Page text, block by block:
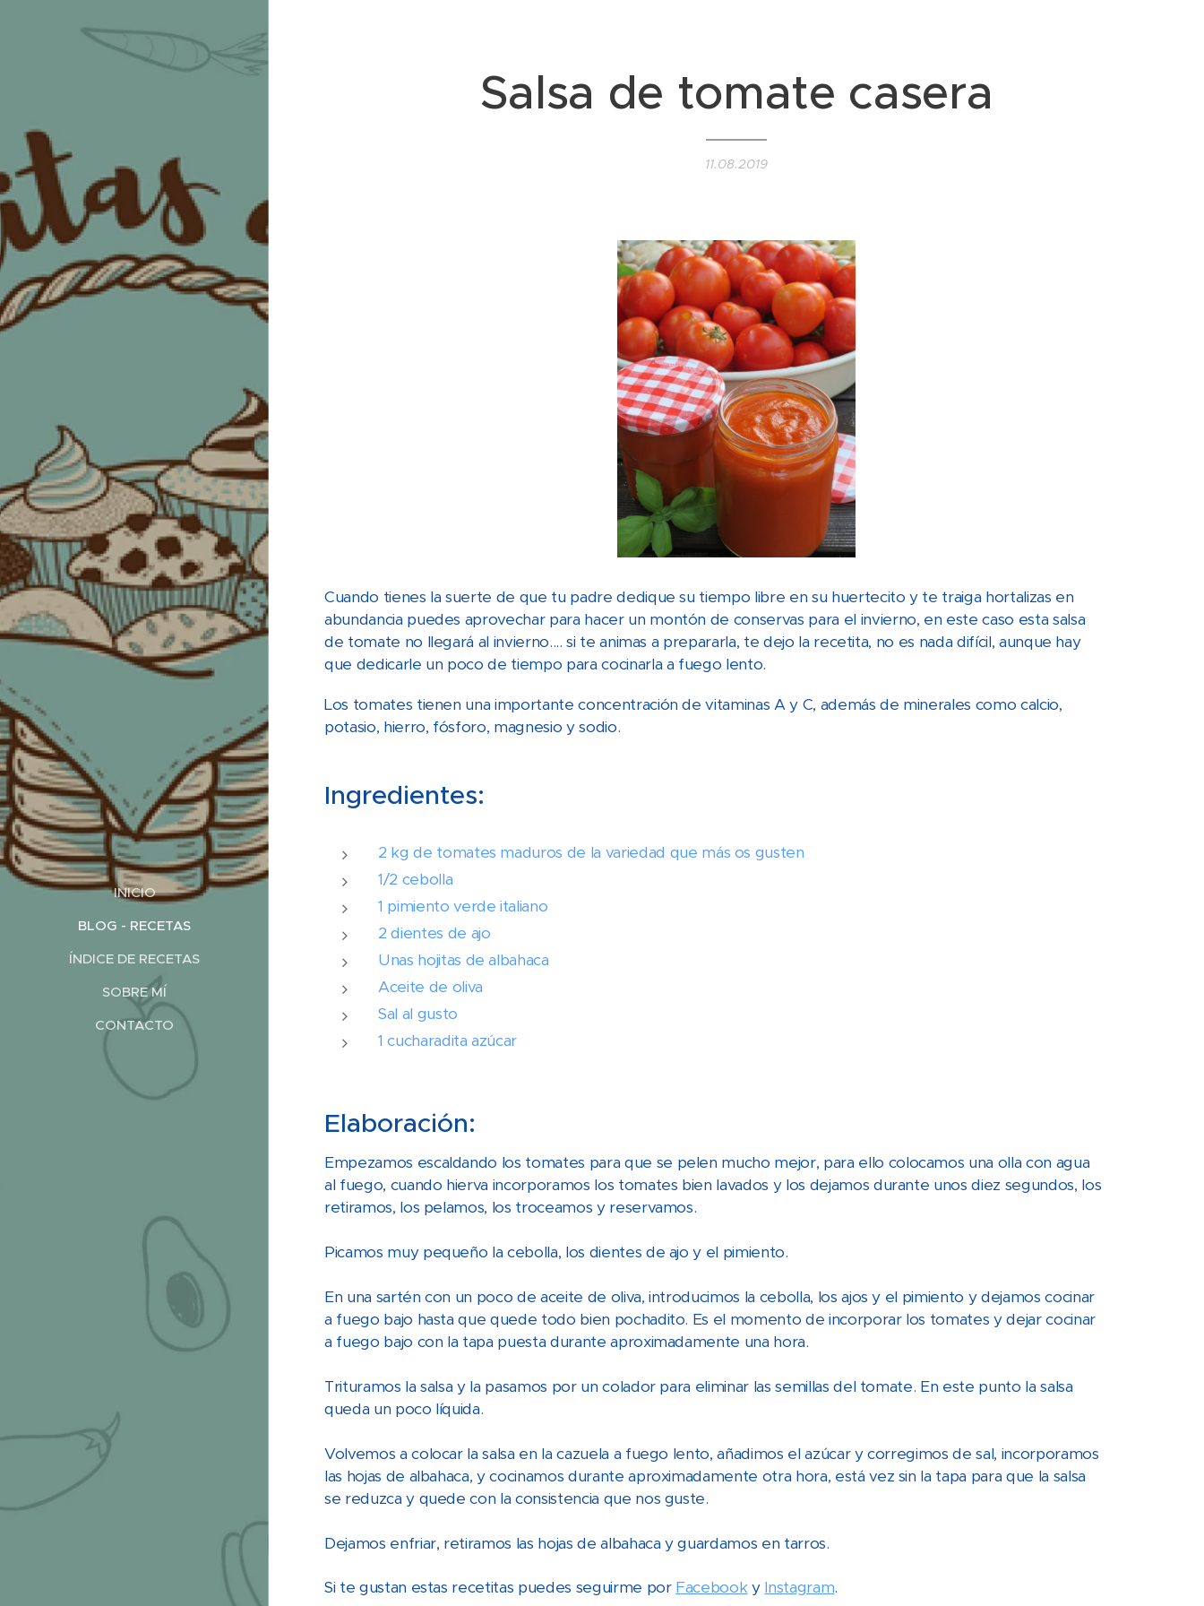
INICIO
BLOG - RECETAS
ÍNDICE DE RECETAS
SOBRE MÍ
CONTACTO
Salsa de tomate casera
11.08.2019
Cuando tienes la suerte de que tu padre dedique su tiempo libre en su huertecito y te traiga hortalizas en
abundancia puedes aprovechar para hacer un montón de conservas para el invierno, en este caso esta salsa
de tomate no llegará al invierno.... si te animas a prepararla, te dejo la recetita, no es nada difícil, aunque hay
que dedicarle un poco de tiempo para cocinarla a fuego lento.
Los tomates tienen una importante concentración de vitaminas A y C, además de minerales como calcio,
potasio, hierro, fósforo, magnesio y sodio.
Ingredientes:
2 kg de tomates maduros de la variedad que más os gusten
1/2 cebolla
1 pimiento verde italiano
2 dientes de ajo
Unas hojitas de albahaca
Aceite de oliva
Sal al gusto
1 cucharadita azúcar
Elaboración:
Empezamos escaldando los tomates para que se pelen mucho mejor, para ello colocamos una olla con agua
al fuego, cuando hierva incorporamos los tomates bien lavados y los dejamos durante unos diez segundos, los
retiramos, los pelamos, los troceamos y reservamos.
Picamos muy pequeño la cebolla, los dientes de ajo y el pimiento.
En una sartén con un poco de aceite de oliva, introducimos la cebolla, los ajos y el pimiento y dejamos cocinar
a fuego bajo hasta que quede todo bien pochadito. Es el momento de incorporar los tomates y dejar cocinar
a fuego bajo con la tapa puesta durante aproximadamente una hora.
Trituramos la salsa y la pasamos por un colador para eliminar las semillas del tomate. En este punto la salsa
queda un poco líquida.
Volvemos a colocar la salsa en la cazuela a fuego lento, añadimos el azúcar y corregimos de sal, incorporamos
las hojas de albahaca, y cocinamos durante aproximadamente otra hora, está vez sin la tapa para que la salsa
se reduzca y quede con la consistencia que nos guste.
Dejamos enfriar, retiramos las hojas de albahaca y guardamos en tarros.
Si te gustan estas recetitas puedes seguirme por Facebooky Instagram.